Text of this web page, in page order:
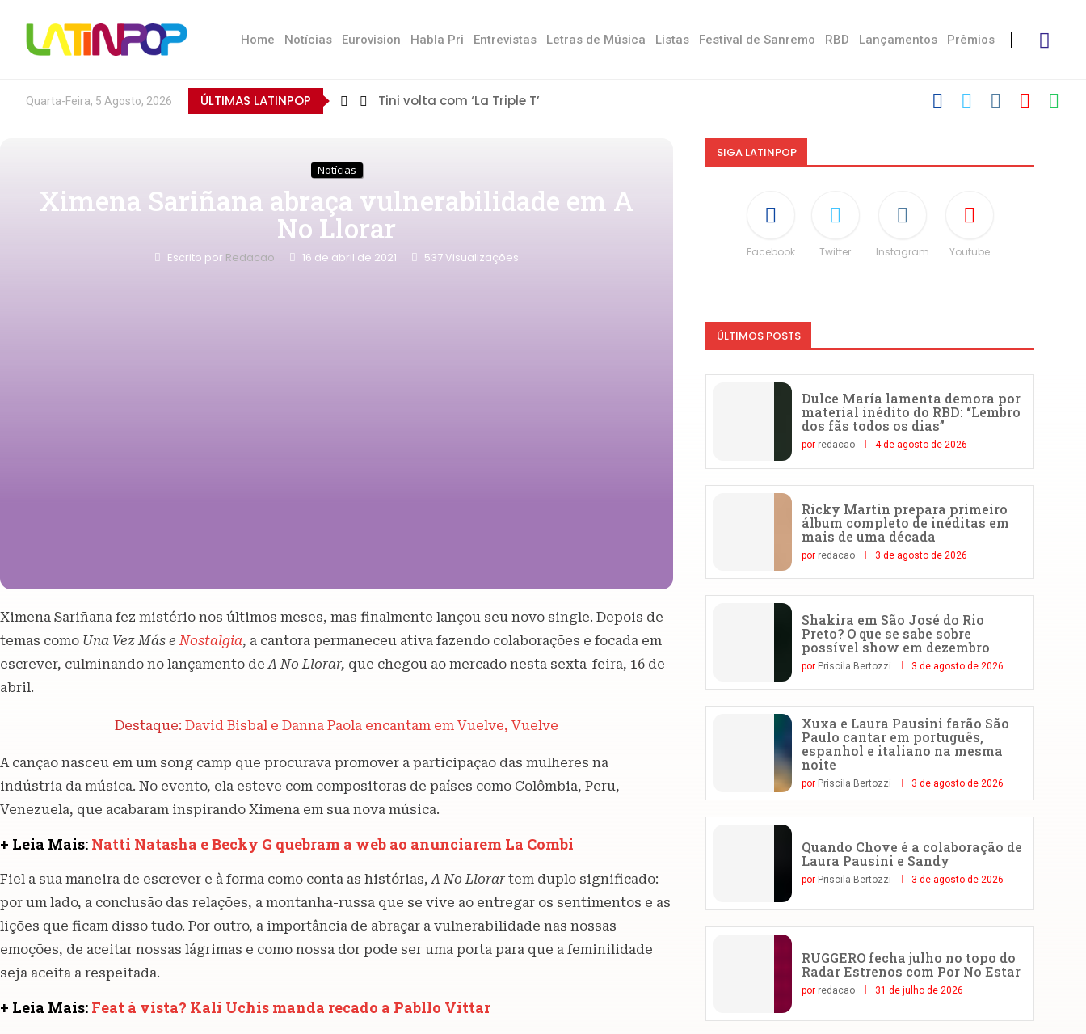
Home Notícias Eurovision Habla Pri Entrevistas Letras de Música Listas Festival de Sanremo RBD Lançamentos Prêmios
Quarta-Feira, 5 Agosto, 2026 ÚLTIMAS LATINPOP Tini volta com ‘La Triple T’
Notícias
Ximena Sariñana abraça vulnerabilidade em A
No Llorar
Escrito por Redacao 16 de abril de 2021 537Visualizações
Ximena Sariñana fez mistério nos últimos meses, mas finalmente lançou seu novo single. Depois de
temas como Una Vez Más eNostalgia, a cantora permaneceu ativa fazendo colaborações e focada em
escrever, culminando no lançamento de A No Llorar, que chegou ao mercado nesta sexta-feira, 16 de
abril.
Destaque:David Bisbal e Danna Paola encantam em Vuelve, Vuelve
A canção nasceu em um song camp que procurava promover a participação das mulheres na
indústria da música. No evento, ela esteve com compositoras de países como Colômbia, Peru,
Venezuela, que acabaram inspirando Ximena em sua nova música.
+ Leia Mais: Natti Natasha e Becky G quebram a web ao anunciarem La Combi
Fiel a sua maneira de escrever e à forma como conta as histórias,A No Llorar tem duplo significado:
por um lado, a conclusão das relações, a montanha-russa que se vive ao entregar os sentimentos e as
lições que ficam disso tudo. Por outro, a importância de abraçar a vulnerabilidade nas nossas
emoções, de aceitar nossas lágrimas e como nossa dor pode ser uma porta para que a feminilidade
seja aceita a respeitada.
+ Leia Mais: Feat à vista? Kali Uchis manda recado a Pabllo Vittar
SIGA LATINPOP
Facebook Twitter Instagram Youtube
ÚLTIMOS POSTS
Dulce María lamenta demora por
material inédito do RBD: “Lembro
dos fãs todos os dias”
por redacao 4 de agosto de 2026
Ricky Martin prepara primeiro
álbum completo de inéditas em
mais de uma década
por redacao 3 de agosto de 2026
Shakira em São José do Rio
Preto? O que se sabe sobre
possível show em dezembro
por Priscila Bertozzi 3 de agosto de 2026
Xuxa e Laura Pausini farão São
Paulo cantar em português,
espanhol e italiano na mesma
noite
por Priscila Bertozzi 3 de agosto de 2026
Quando Chove é a colaboração de
Laura Pausini e Sandy
por Priscila Bertozzi 3 de agosto de 2026
RUGGERO fecha julho no topo do
Radar Estrenos com Por No Estar
por redacao 31 de julho de 2026